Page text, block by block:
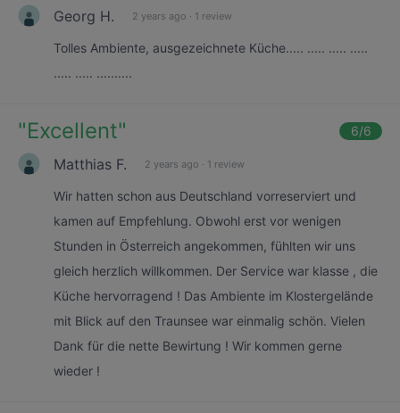
Georg H. 2 years ago · 1 review
Tolles Ambiente, ausgezeichnete Küche..... ..... ..... .....
..... ..... ..........
"Excellent" 6/6
Matthias F. 2 years ago · 1 review
Wir hatten schon aus Deutschland vorreserviert und
kamen auf Empfehlung. Obwohl erst vor wenigen
Stunden in Österreich angekommen, fühlten wir uns
gleich herzlich willkommen. Der Service war klasse , die
Küche hervorragend ! Das Ambiente im Klostergelände
mit Blick auf den Traunsee war einmalig schön. Vielen
Dank für die nette Bewirtung ! Wir kommen gerne
wieder !